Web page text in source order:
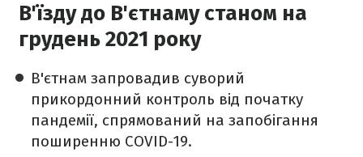
В'їзду до В'єтнаму станом на
грудень 2021 року
В'єтнам запровадив суворий
прикордонний контроль від початку
пандемії, спрямований на запобігання
поширенню COVID-19.